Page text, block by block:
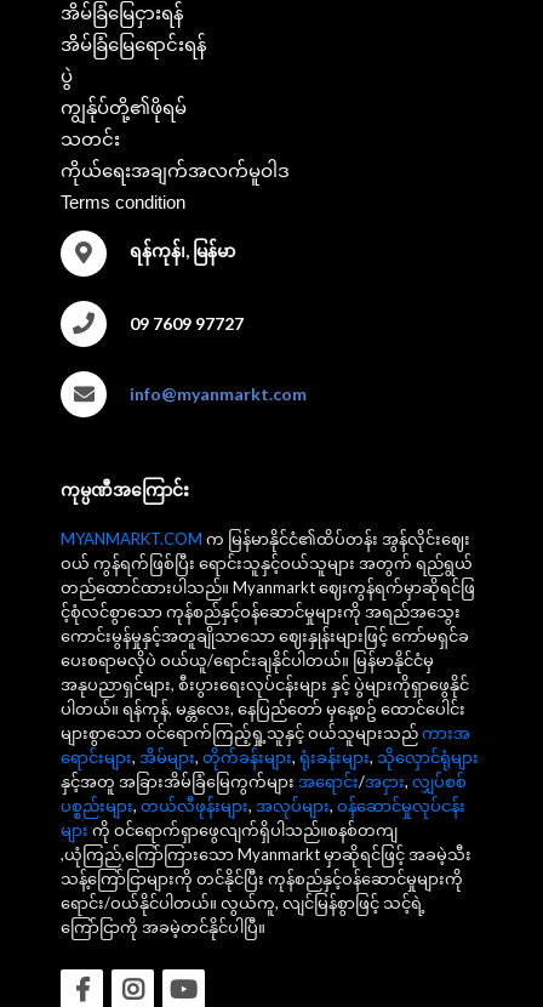
အိမ်ခြံမြေငှားရန်
အိမ်ခြံမြေရောင်းရန်
ပွဲ
ကျွန်ုပ်တို့၏ဖိုရမ်
သတင်း
ကိုယ်ရေးအချက်အလက်မူဝါဒ
Terms condition
ရန်ကုန်၊, မြန်မာ
09 7609 97727
info@myanmarkt.com
ကုမ္ပဏီအကြောင်း
MYANMARKT.COM က မြန်မာနိုင်ငံ၏ထိပ်တန်း အွန်လိုင်းဈေး
ဝယ် ကွန်ရက်ဖြစ်ပြီး ရောင်းသူနှင့်ဝယ်သူများ အတွက် ရည်ရွယ်
တည်ထောင်ထားပါသည်။ Myanmarkt ဈေးကွန်ရက်မှာဆိုရင်ဖြ
င့်စုံလင်စွာသော ကုန်စည်နှင့်ဝန်ဆောင်မှုများကို အရည်အသွေး
ကောင်းမွန်မှုနှင့်အတူချိုသာသော ဈေးနှုန်းများဖြင့် ကော်မရှင်ခ
ပေးစရာမလိုပဲ ဝယ်ယူ/ရောင်းချနိုင်ပါတယ်။ မြန်မာနိုင်ငံမှ
အနုပညာရှင်များ, စီးပွားရေးလုပ်ငန်းများ နှင့် ပွဲများကိုရှာဖွေနိုင်
ပါတယ်။ ရန်ကုန်, မန္တလေး, နေပြည်တော် မှနေ့စဥ် ထောင်ပေါင်း
များစွာသော ဝင်ရောက်ကြည့်ရှု့သူနှင့် ဝယ်သူများသည်ကားအ
ရောင်းများ, အိမ်များ, တိုက်ခန်းများ, ရုံးခန်းများ, သိုလှောင်ရုံများ
နှင့်အတူ အခြားအိမ်ခြံမြေကွက်များ အရောင်း/အငှား, လျှပ်စစ်
ပစ္စည်းများ, တယ်လီဖုန်းများ, အလုပ်များ, ဝန်ဆောင်မှုလုပ်ငန်း
များ ကို ဝင်ရောက်ရှာဖွေလျက်ရှိပါသည်။စနစ်တကျ
,ယုံကြည်,ကြော်ကြားသော Myanmarkt မှာဆိုရင်ဖြင့် အခမဲ့သီး
သန့်ကြော်ငြာများကို တင်နိုင်ပြီး ကုန်စည်နှင့်ဝန်ဆောင်မှုများကို
ရောင်း/ဝယ်နိုင်ပါတယ်။ လွယ်ကူ, လျင်မြန်စွာဖြင့် သင့်ရဲ့
ကြော်ငြာကို အခမဲ့တင်နိုင်ပါပြီ။